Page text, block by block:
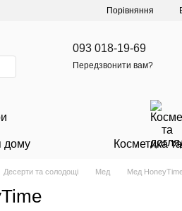
Порівняння
093 018-19-69
Передзвонити вам?
дому Косметика
Десерти та солодощі Мед Мед